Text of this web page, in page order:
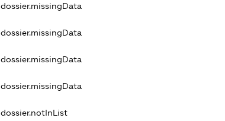
dossier.missingData
dossier.missingData
dossier.missingData
dossier.missingData
dossier.notInList